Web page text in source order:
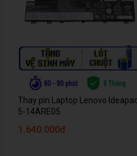
Thay pin Laptop Lenovo Ideapad
5-14ARE05
1.640.000đ